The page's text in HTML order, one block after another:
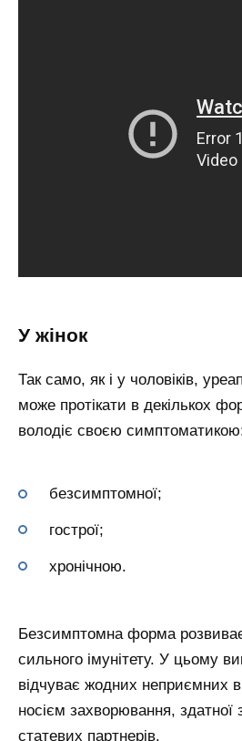
У жінок
Так само, як і у чоловіків,
може протікати в декількох
володіє своєю
безсимптомної;
гострої;
хронічною.
Безсимптомна форма
сильного імунітету. У цьому
відчуває жодних неприємних
носієм захворювання, здатної
статевих партнерів.